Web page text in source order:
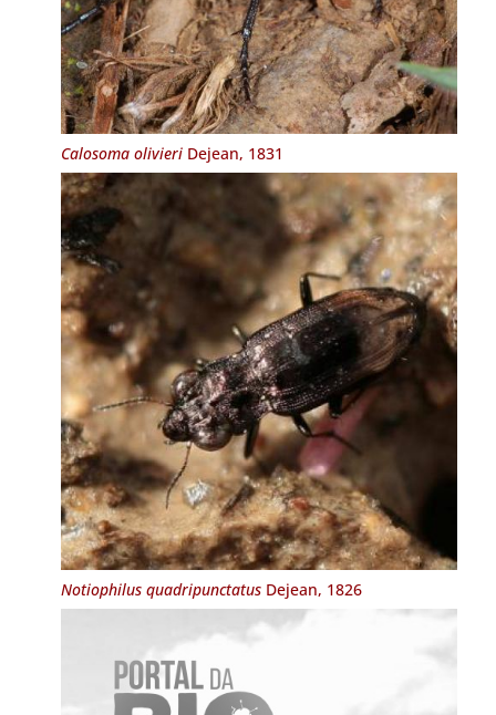
Calosoma olivieriDejean, 1831
Notiophilus quadripunctatusDejean, 1826